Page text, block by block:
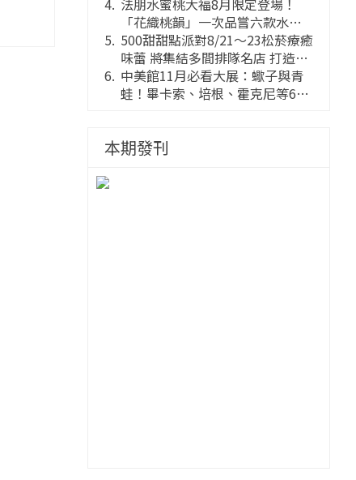
法朋水蜜桃大福8月限定登場！
「花織桃韻」一次品嘗六款水蜜
桃花果大福
500甜甜點派對8/21～23松菸療癒
味蕾 將集結多間排隊名店 打造靈
感創意的舞台
中美館11月必看大展：蠍子與青
蛙！畢卡索、培根、霍克尼等66
本期發刊